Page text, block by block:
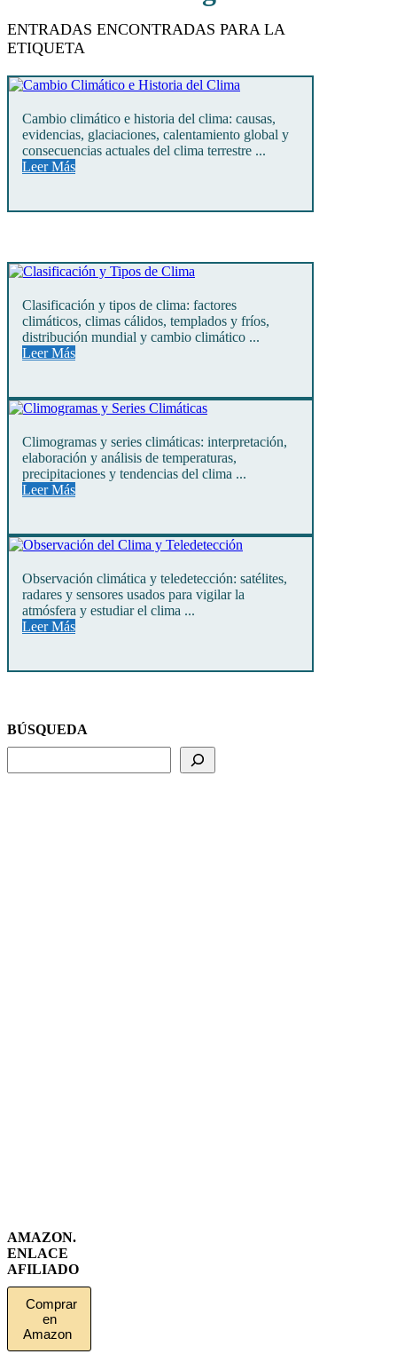
Vértices Geodésicos
ENTRADAS ENCONTRADAS PARA LA
ETIQUETA
Cambio climático e historia del clima: causas,
evidencias, glaciaciones, calentamiento global y
consecuencias actuales del clima terrestre ...
Leer Más
Clasificación y tipos de clima: factores
climáticos, climas cálidos, templados y fríos,
distribución mundial y cambio climático ...
Leer Más
Climogramas y series climáticas: interpretación,
elaboración y análisis de temperaturas,
precipitaciones y tendencias del clima ...
Leer Más
Observación climática y teledetección: satélites,
radares y sensores usados para vigilar la
atmósfera y estudiar el clima ...
Leer Más
BÚSQUEDA
AMAZON.
ENLACE
AFILIADO
Comprar
en
Amazon